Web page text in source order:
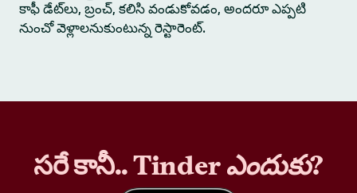
కాఫీ డేట్‌లు, బ్రంచ్, కలిసి వండుకోవడం, అందరూ ఎప్పటి
నుంచో వెళ్లాలనుకుంటున్న రెస్టారెంట్.
సరే కానీ.. Tinderఎందుకు?